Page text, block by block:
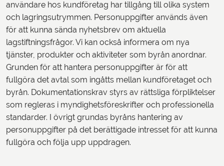
användare hos kundföretag har tillgång till olika system
och lagringsutrymmen. Personuppgifter används även
för att kunna sända nyhetsbrev om aktuella
lagstiftningsfrågor. Vi kan också informera om nya
tjänster, produkter och aktiviteter som byrån anordnar.
Grunden för att hantera personuppgifter är för att
fullgöra det avtal som ingåtts mellan kundföretaget och
byrån. Dokumentationskrav styrs av rättsliga förpliktelser
som regleras i myndighetsföreskrifter och professionella
standarder. I övrigt grundas byråns hantering av
personuppgifter på det berättigade intresset för att kunna
fullgöra och följa upp uppdragen.